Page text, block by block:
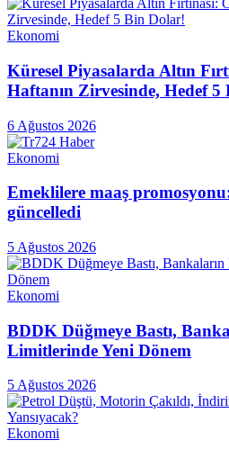
Ekonomi
Küresel Piyasalarda Altın
Haftanın Zirvesinde, Hedef
6 Ağustos 2026
Ekonomi
Emeklilere maaş
güncelledi
5 Ağustos 2026
Ekonomi
BDDK Düğmeye Bastı,
Limitlerinde Yeni Dönem
5 Ağustos 2026
Ekonomi